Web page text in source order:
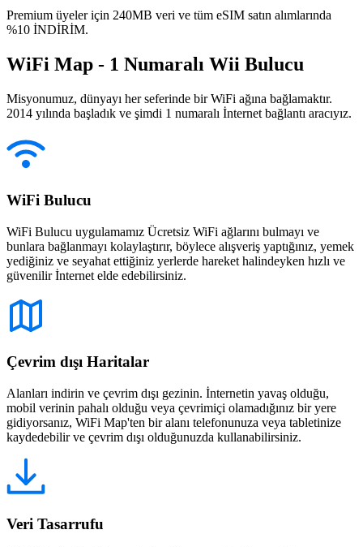
Premium üyeler için 240MB veri ve tüm eSIM satın alımlarında
%10 İNDİRİM.
WiFi Map - 1 Numaralı Wii Bulucu
Misyonumuz, dünyayı her seferinde bir WiFi ağına bağlamaktır.
2014 yılında başladık ve şimdi 1 numaralı İnternet bağlantı aracıyız.
WiFi Bulucu
WiFi Bulucu uygulamamız Ücretsiz WiFi ağlarını bulmayı ve
bunlara bağlanmayı kolaylaştırır, böylece alışveriş yaptığınız, yemek
yediğiniz ve seyahat ettiğiniz yerlerde hareket halindeyken hızlı ve
güvenilir İnternet elde edebilirsiniz.
Çevrim dışı Haritalar
Alanları indirin ve çevrim dışı gezinin. İnternetin yavaş olduğu,
mobil verinin pahalı olduğu veya çevrimiçi olamadığınız bir yere
gidiyorsanız, WiFi Map'ten bir alanı telefonunuza veya tabletinize
kaydedebilir ve çevrim dışı olduğunuzda kullanabilirsiniz.
Veri Tasarrufu